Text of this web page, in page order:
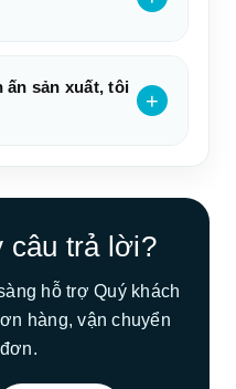
sản xuất, tôi
câu trả lời?
hỗ trợ Quý khách
hàng, vận chuyển